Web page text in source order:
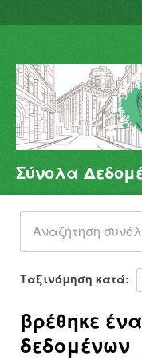
Σύνολα
Φορείς
Ομάδες
Σχετικά
Σύνολα
Ταξινόμηση κατά
βρέθηκε
δεδομένων